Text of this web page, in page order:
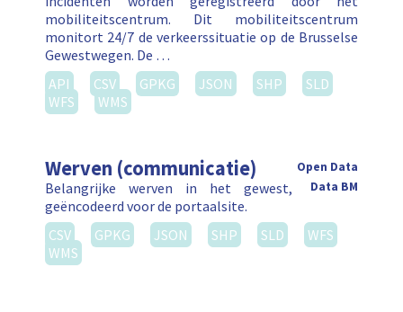
mobiliteitscentrum. Dit mobiliteitscentrum
monitort 24/7 de verkeerssituatie op de Brusselse
Gewestwegen. De …
API
CSV GPKG JSON SHP
SLD
WFS
WMS
Werven (communicatie)
Open Data
Data BM
Belangrijke werven in het gewest,
geëncodeerd voor de portaalsite.
CSV
GPKG JSON SHP SLD
WFS
WMS